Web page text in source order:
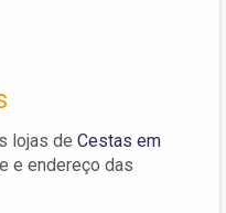
lojas de Cestas em
e endereço das